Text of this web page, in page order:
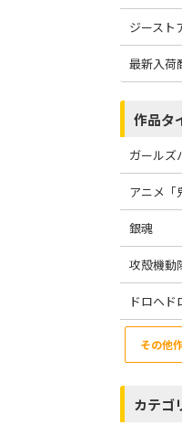
ジースト
最新入荷
作品タ
ガールズ
アニメ「
銀魂
攻殻機動
ドロヘド
その他
カテゴ